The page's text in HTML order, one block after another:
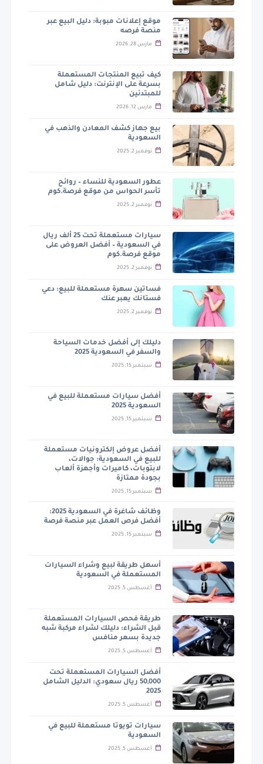
موقع إعلانات مبوبة: دليل البيع عبر
منصة فرصه
مارس 28, 2026
كيف تبيع المنتجات المستعملة
بسرعة على الإنترنت: دليل شامل
للمبتدئين
مارس 12, 2026
بيع جهاز كشف المعادن والذهب في
السعودية
نوفمبر 2, 2025
عطور السعودية للنساء – روائح
تأسر الحواس من موقع فرصة.كوم
نوفمبر 2, 2025
سيارات مستعملة تحت 25 ألف ريال
في السعودية – أفضل العروض على
موقع فرصة.كوم
نوفمبر 2, 2025
فساتين سهرة مستعملة للبيع: دعي
فستانك يعبر عنك
نوفمبر 2, 2025
دليلك إلى أفضل خدمات السياحة
والسفر في السعودية 2025
سبتمبر 15, 2025
أفضل سيارات مستعملة للبيع في
السعودية 2025
سبتمبر 15, 2025
أفضل عروض إلكترونيات مستعملة
للبيع في السعودية: جوالات،
لابتوبات، كاميرات وأجهزة ألعاب
بجودة ممتازة
سبتمبر 15, 2025
وظائف شاغرة في السعودية 2025:
أفضل فرص العمل عبر منصة فرصة
سبتمبر 15, 2025
أسهل طريقة لبيع وشراء السيارات
المستعملة في السعودية
أغسطس 5, 2025
طريقة فحص السيارات المستعملة
قبل الشراء: دليلك لشراء مركبة شبه
جديدة بسعر منافس
أغسطس 5, 2025
أفضل السيارات المستعملة تحت
50,000 ريال سعودي: الدليل الشامل
2025
أغسطس 5, 2025
سيارات تويوتا مستعملة للبيع في
السعودية
أغسطس 5, 2025